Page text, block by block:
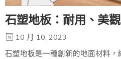
石塑地板：耐用、美
10 月 10, 2023
石塑地板是一種創新的地面材料